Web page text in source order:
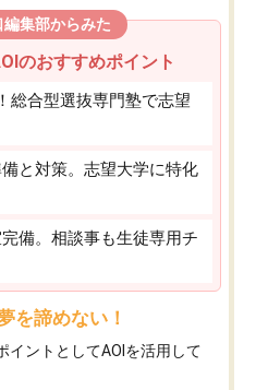
集部からみた
のおすすめポイント
総合型選抜専門塾で志望
と対策。志望大学に特化
備。相談事も生徒専用チ
を諦めない！
イントとしてAOIを活用して